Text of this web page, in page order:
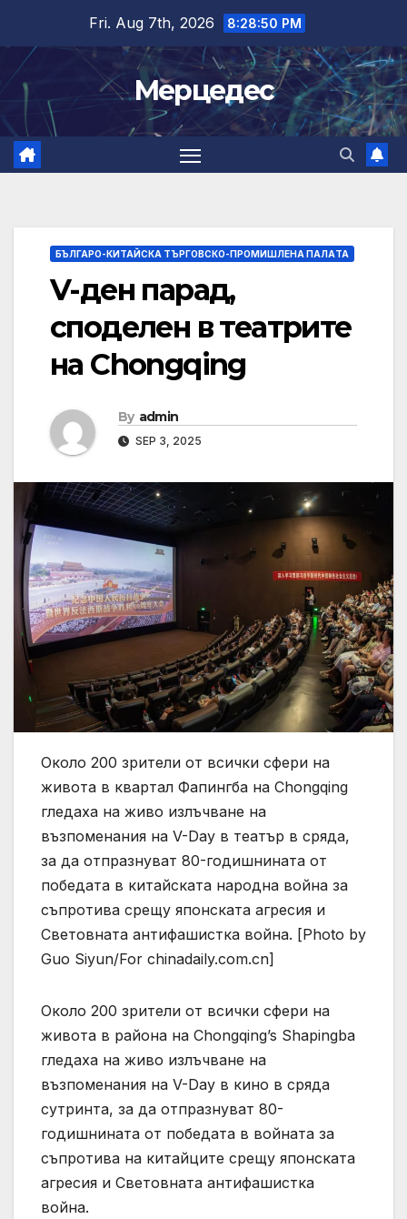
content
Fri. Aug 7th, 2026 8:28:50 PM
Мерцедес
БЪЛГАРО-КИТАЙСКА ТЪРГОВСКО-ПРОМИШЛЕНА ПАЛAТА
V-ден парад,
споделен в театрите
на Chongqing
By admin
SEP 3, 2025
Около 200 зрители от всички сфери на
живота в квартал Фапингба на Chongqing
гледаха на живо излъчване на
възпоменания на V-Day в театър в сряда,
за да отпразнуват 80-годишнината от
победата в китайската народна война за
съпротива срещу японската агресия и
Световната антифашистка война. [Photo by
Guo Siyun/For chinadaily.com.cn]
Около 200 зрители от всички сфери на
живота в района на Chongqing’s Shapingba
гледаха на живо излъчване на
възпоменания на V-Day в кино в сряда
сутринта, за да отпразнуват 80-
годишнината от победата в войната за
съпротива на китайците срещу японската
агресия и Световната антифашистка
война.